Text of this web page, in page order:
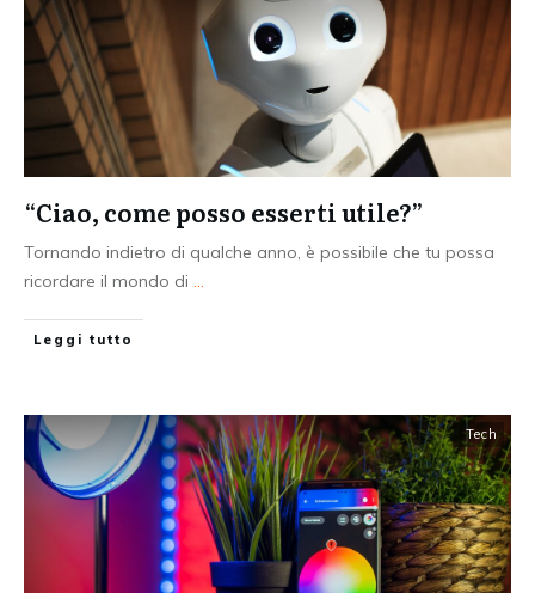
“Ciao, come posso esserti utile?”
Tornando indietro di qualche anno, è possibile che tu possa
ricordare il mondo di ...
Leggi tutto
Tech